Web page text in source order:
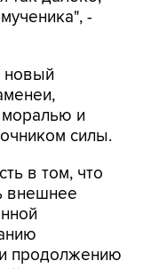
и
силы.
в том, что
продолжению
потенциал.